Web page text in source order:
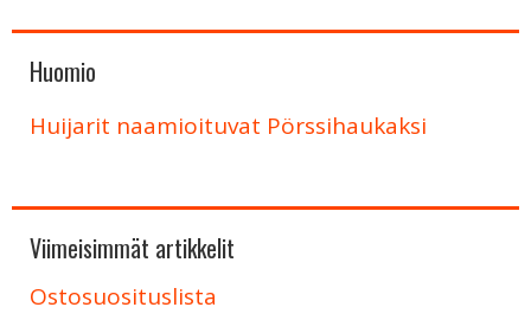
Huomio
Huijarit naamioituvat Pörssihaukaksi
Viimeisimmät artikkelit
Ostosuosituslista